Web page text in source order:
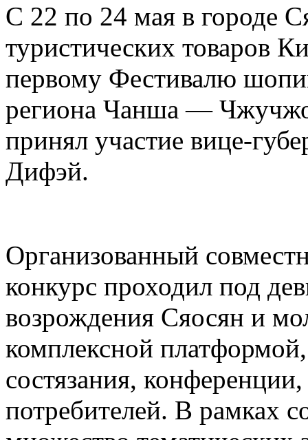
С 22 по 24 мая в городе
туристических товаров
первому Фестивалю
региона Чанша —
принял участие вице-
Дифэй.
Организованный
конкурс проходил под
возрождения Сяосян и
комплексной
состязания,
потребителей. В рамках